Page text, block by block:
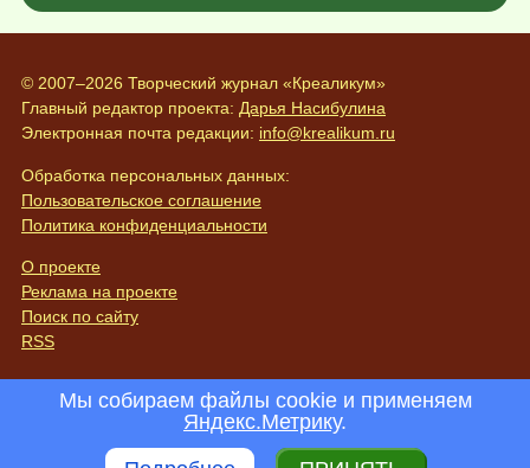
© 2007–2026 Творческий журнал «Креаликум»
Главный редактор проекта: Дарья Насибулина
Электронная почта редакции: info@krealikum.ru
Обработка персональных данных:
Пользовательское соглашение
Политика конфиденциальности
О проекте
Реклама на проекте
Поиск по сайту
RSS
Мы собираем файлы cookie и применяем
Яндекс.Метрику.